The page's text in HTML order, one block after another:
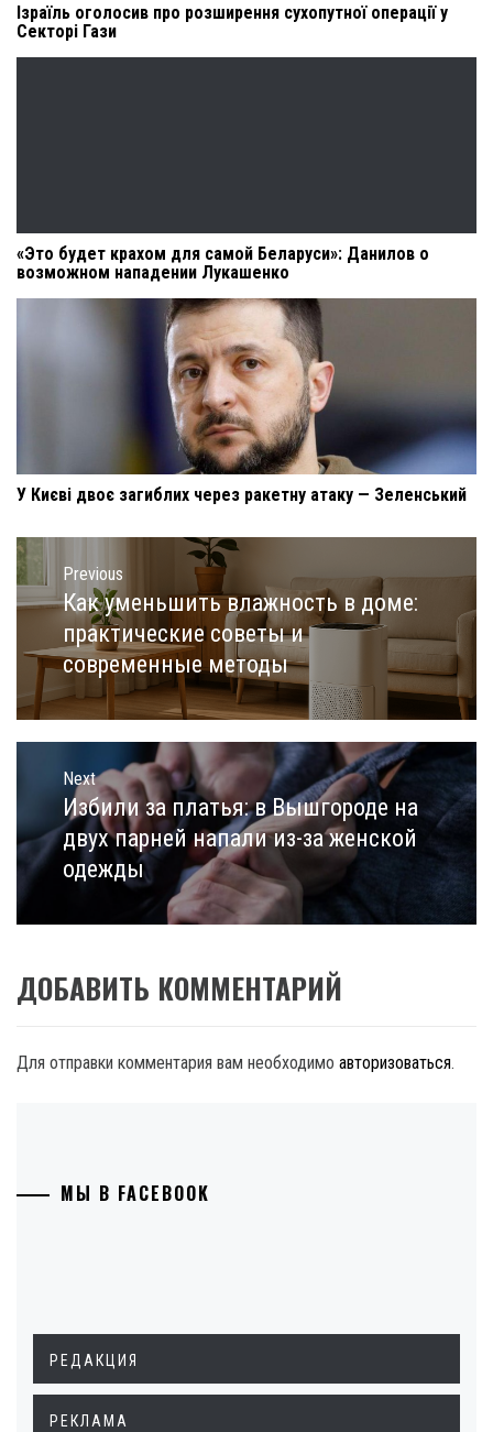
Ізраїль оголосив про розширення сухопутної операції у
Секторі Гази
«Это будет крахом для самой Беларуси»: Данилов о
возможном нападении Лукашенко
У Києві двоє загиблих через ракетну атаку — Зеленський
Навигация
по
записям
Previous
Previous
post:
Как уменьшить влажность в доме:
практические советы и
современные методы
Next
Next
post:
Избили за платья: в Вышгороде на
двух парней напали из-за женской
одежды
ДОБАВИТЬ КОММЕНТАРИЙ
Для отправки комментария вам необходимо авторизоваться.
МЫ В FACEBOOK
РЕДАКЦИЯ
РЕКЛАМА